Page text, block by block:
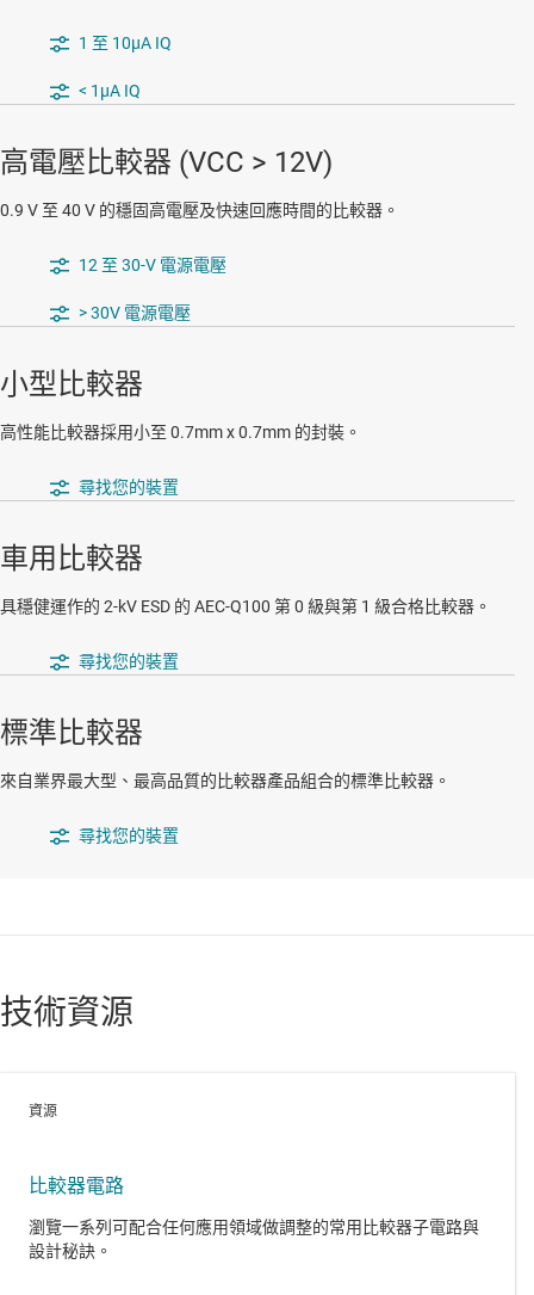
1 至 10µA IQ
< 1µA IQ
高電壓比較器 (VCC > 12V)
0.9 V 至 40 V 的穩固高電壓及快速回應時間的比較器。
12 至 30-V 電源電壓
> 30V 電源電壓
小型比較器
高性能比較器採用小至 0.7mm x 0.7mm 的封裝。
尋找您的裝置
車用比較器
具穩健運作的 2-kV ESD 的 AEC-Q100 第 0 級與第 1 級合格比較器。
尋找您的裝置
標準比較器
來自業界最大型、最高品質的比較器產品組合的標準比較器。
尋找您的裝置
技術資源
資源
比較器電路
瀏覽一系列可配合任何應用領域做調整的常用比較器子電路與
設計秘訣。